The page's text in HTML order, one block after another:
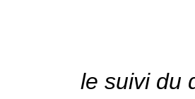
le suivi du